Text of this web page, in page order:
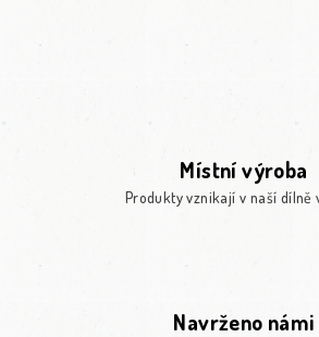
Místní výroba
Produkty vznikají v naší dílně
Navrženo námi